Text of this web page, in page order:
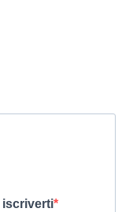
iscriverti